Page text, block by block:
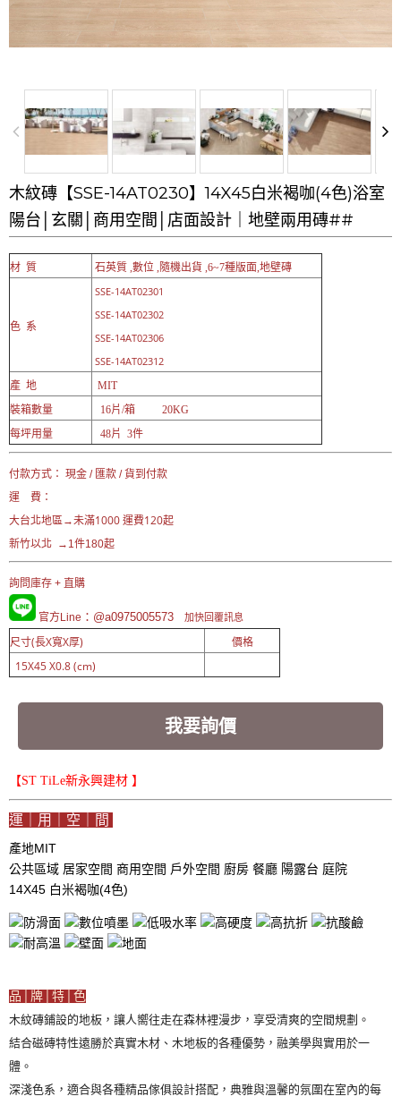
木紋磚【SSE-14AT0230】14X45白米褐咖(4色)浴室
陽台│玄關│商用空間│店面設計｜地壁兩用磚##
材 質 石英質 ,數位 ,隨機出貨 ,6~7種版面,地壁磚
色 系
SSE-14AT02301
SSE-14AT02302
SSE-14AT02306
SSE-14AT02312
產 地
MIT
裝箱數量
16片/箱 20KG
每坪用量
48片 3件
付款方式： 現金 / 匯款 / 貨到付款
運 費：
大台北地區→未滿1000 運費120起
新竹以北 →1件180起
詢問庫存 + 直購
官方Line ：@a0975005573 加快回覆訊息
尺寸(長X寬X厚)
價格
15X45 X0.8 (cm)
我要詢價
【ST TiLe新永興建材 】
運｜用｜空｜間
產地MIT
公共區域 居家空間 商用空間 戶外空間 廚房 餐廳 陽露台 庭院
14X45 白米褐咖(4色)
品│牌│特│色
木紋磚鋪設的地板，讓人嚮往走在森林裡漫步，享受清爽的空間規劃。
結合磁磚特性遠勝於真實木材、木地板的各種優勢，融美學與實用於一
體。
深淺色系，適合與各種精品傢俱設計搭配，典雅與溫馨的氛圍在室內的每